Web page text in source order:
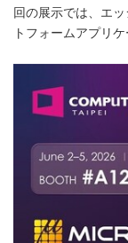
回の展示では、エ
トフォームアプリ